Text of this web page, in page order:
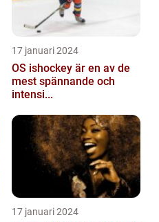
17 januari 2024
OS ishockey är en av de
mest spännande och
intensi...
17 januari 2024